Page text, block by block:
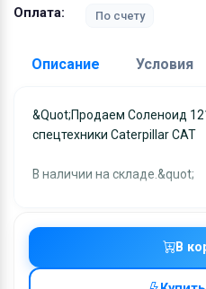
В
Оплата:
По счету
Описание Условия
&quot;Продаем Соленоид 121-1491 применяемый для
спецтехники Caterpillar CAT
В наличии на складе.&quot;
Доставка:
Адрес
Условия и гарантии:
после получения
отслеживанием
без обязательной